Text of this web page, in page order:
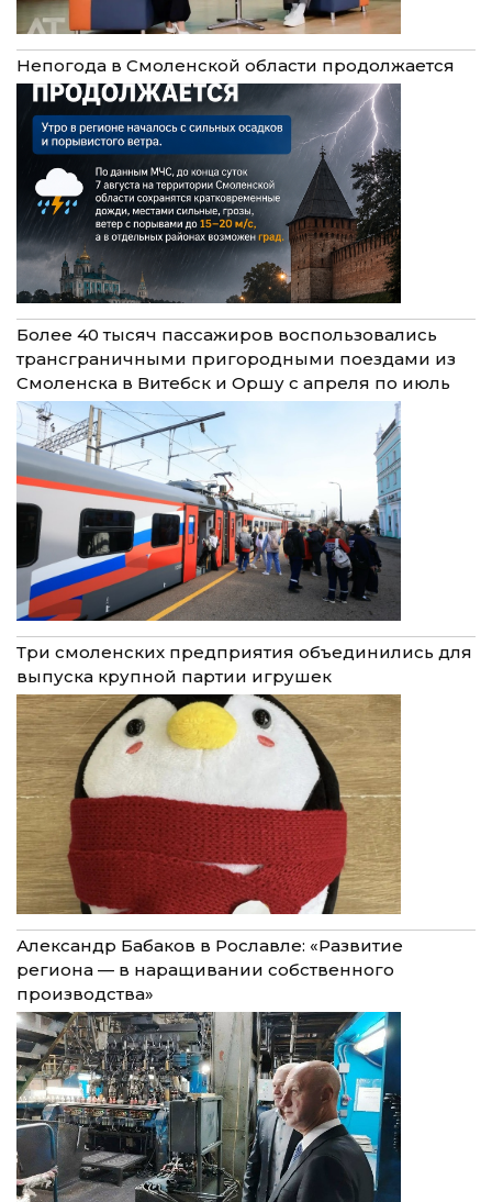
Непогода в Смоленской области продолжается
Более 40 тысяч пассажиров воспользовались
трансграничными пригородными поездами из
Смоленска в Витебск и Оршу с апреля по июль
Три смоленских предприятия объединились для
выпуска крупной партии игрушек
Александр Бабаков в Рославле: «Развитие
региона — в наращивании собственного
производства»